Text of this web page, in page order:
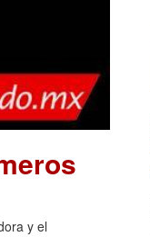
y el